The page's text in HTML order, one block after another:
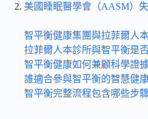
美國睡眠醫學會（AASM）
智平衡健康集團與拉菲爾人
拉菲爾人本診所與智平衡是
智平衡健康如何兼顧科學證
誰適合參與智平衡的智慧健
智平衡完整流程包含哪些步